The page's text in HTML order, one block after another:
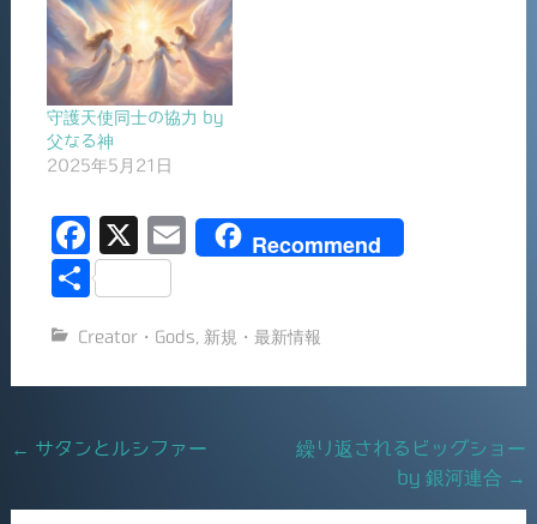
守護天使同士の協力 by
父なる神
2025年5月21日
F
a
e
b
o
k
X
E
l
Recommend
共
Creator・Gods 新規・最新情報
Post
← サタンとルシファー
繰り返されるビッグショー
by 銀河連合 →